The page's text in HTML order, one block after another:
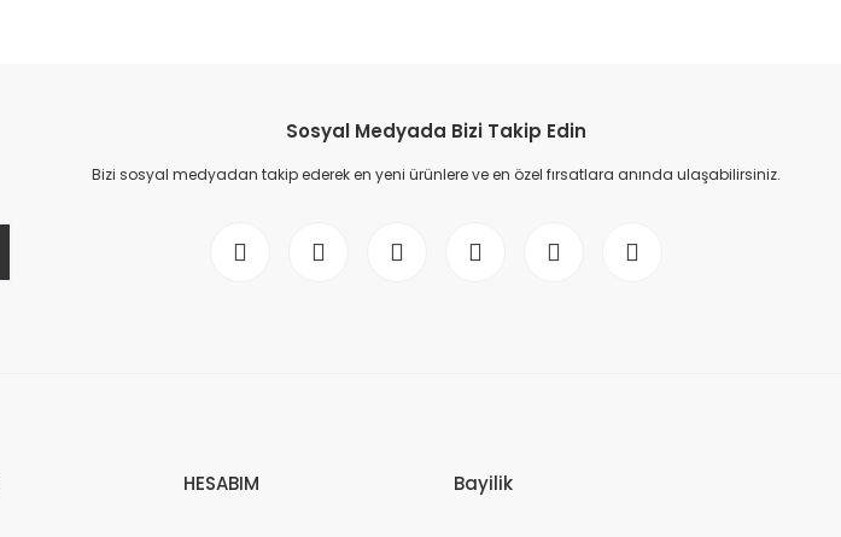
Sosyal Medyada Bizi Takip Edin
Bizi sosyal medyadan takip ederek en yeni ürünlere ve en özel fırsatlara anında ulaşabilirsiniz.
HESABIM Bayilik